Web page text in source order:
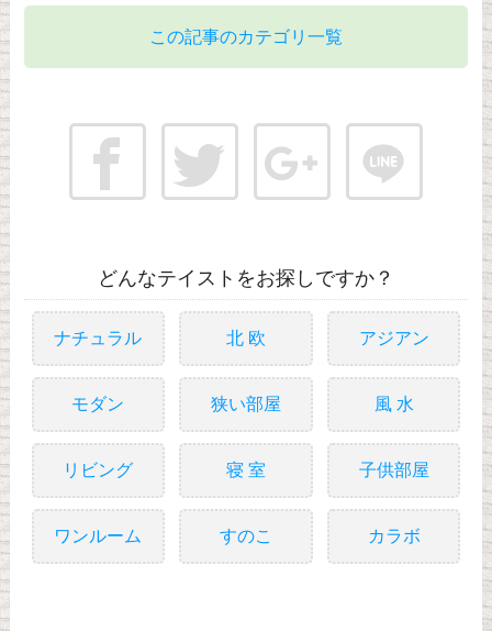
この記事のカテゴリ一覧
どんなテイストをお探しですか？
ナチュラル 北 欧 アジアン
モダン 狭い部屋 風 水
リビング 寝 室 子供部屋
ワンルーム すのこ カラボ